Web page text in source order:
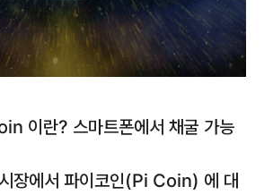
이란? 스마트폰에서 채굴 가능
장에서 파이코인(Pi Coin) 에 대